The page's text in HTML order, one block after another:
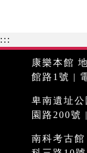
:::
康樂本館
館路1號 |
卑南遺址
園路200號
南科考古